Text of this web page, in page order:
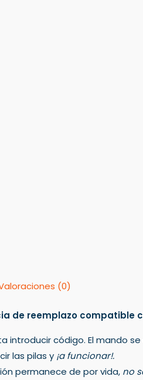
(0)
de reemplazo compatible con
introducir código. El mando
las pilas y ¡a funcionar!.
permanece de por vida, no